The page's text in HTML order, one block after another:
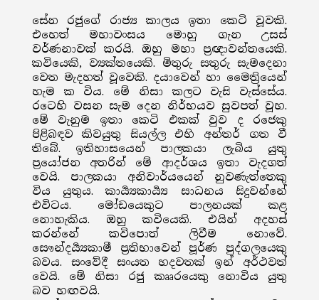
සේන රජුගේ රාජ්‍ය කාලය ඉතා කෙටි වූවකි.
එහෙත් මහාවංසය මොහු ගැන උසස්
වර්ණනාවක් කරයි. ඔහු මහා ප්‍රඥාවන්තයෙකි.
කවියෙකි, ව්‍යක්තයෙකි. මිතුරු සතුරු සැමදෙනා
වෙත මැදහත් වූවෙකි. දයාවෙන් හා මෛත්‍රියෙන්
හැම ක විය. මේ නිසා කලට වැසි වැස්සේය.
රටෙහි වසන සැම දෙන නිර්භයව සුවපත් වූහ.
මේ වැනුම ඉතා කෙටි එකක් වුව ද රජෙකු
පිළිබඳව කිවයුතු සියල්ල එහි අන්තර් ගත වී
තිබේ. ඉතිහාසයෙන් පාලකයා ලැබිය යුතු
ප්‍රයෝජන අතරින් මේ ආදර්ශය ඉතා වැදගත්
වෙයි. පාලකයා අනිවාර්යයෙන් නුවණැත්තෙකු
විය යුතුය. කාර්‍ය්‍යකාර්‍ය්‍ය සාධනය සිදුවන්නේ
එවිටය. මෝඩයෙකුට පාලනයක් කළ
නොහැකිය. ඔහු කවියෙකි. එයින් අදහස්
කරන්නේ කවිපොත් ලිවීම නොවේ.
සෞන්දර්‍ය්‍යකාමී ප්‍රතිභාවෙන් පූර්ණ පුද්ගලයෙකු
බවය. සංවේදී සංයත හදවතක් ඉන් අර්ථවත්
වෙයි. මේ නිසා රජු කෲරයෙකු නොවිය යුතු
බව හඟවයි.